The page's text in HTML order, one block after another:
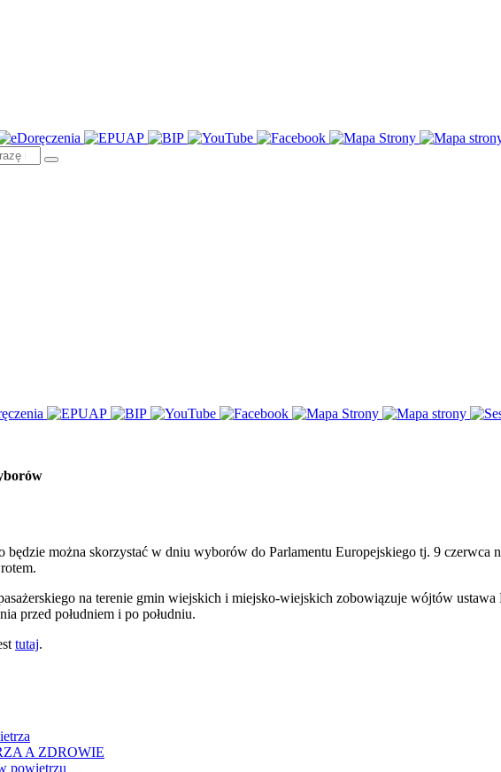
będzie można skorzystać w dniu wyborów do Parlamentu Europejskiego tj. 9
na terenie gmin wiejskich i miejsko-wiejskich zobowiązuje wójtów
przed południem i po południu.
tutaj.